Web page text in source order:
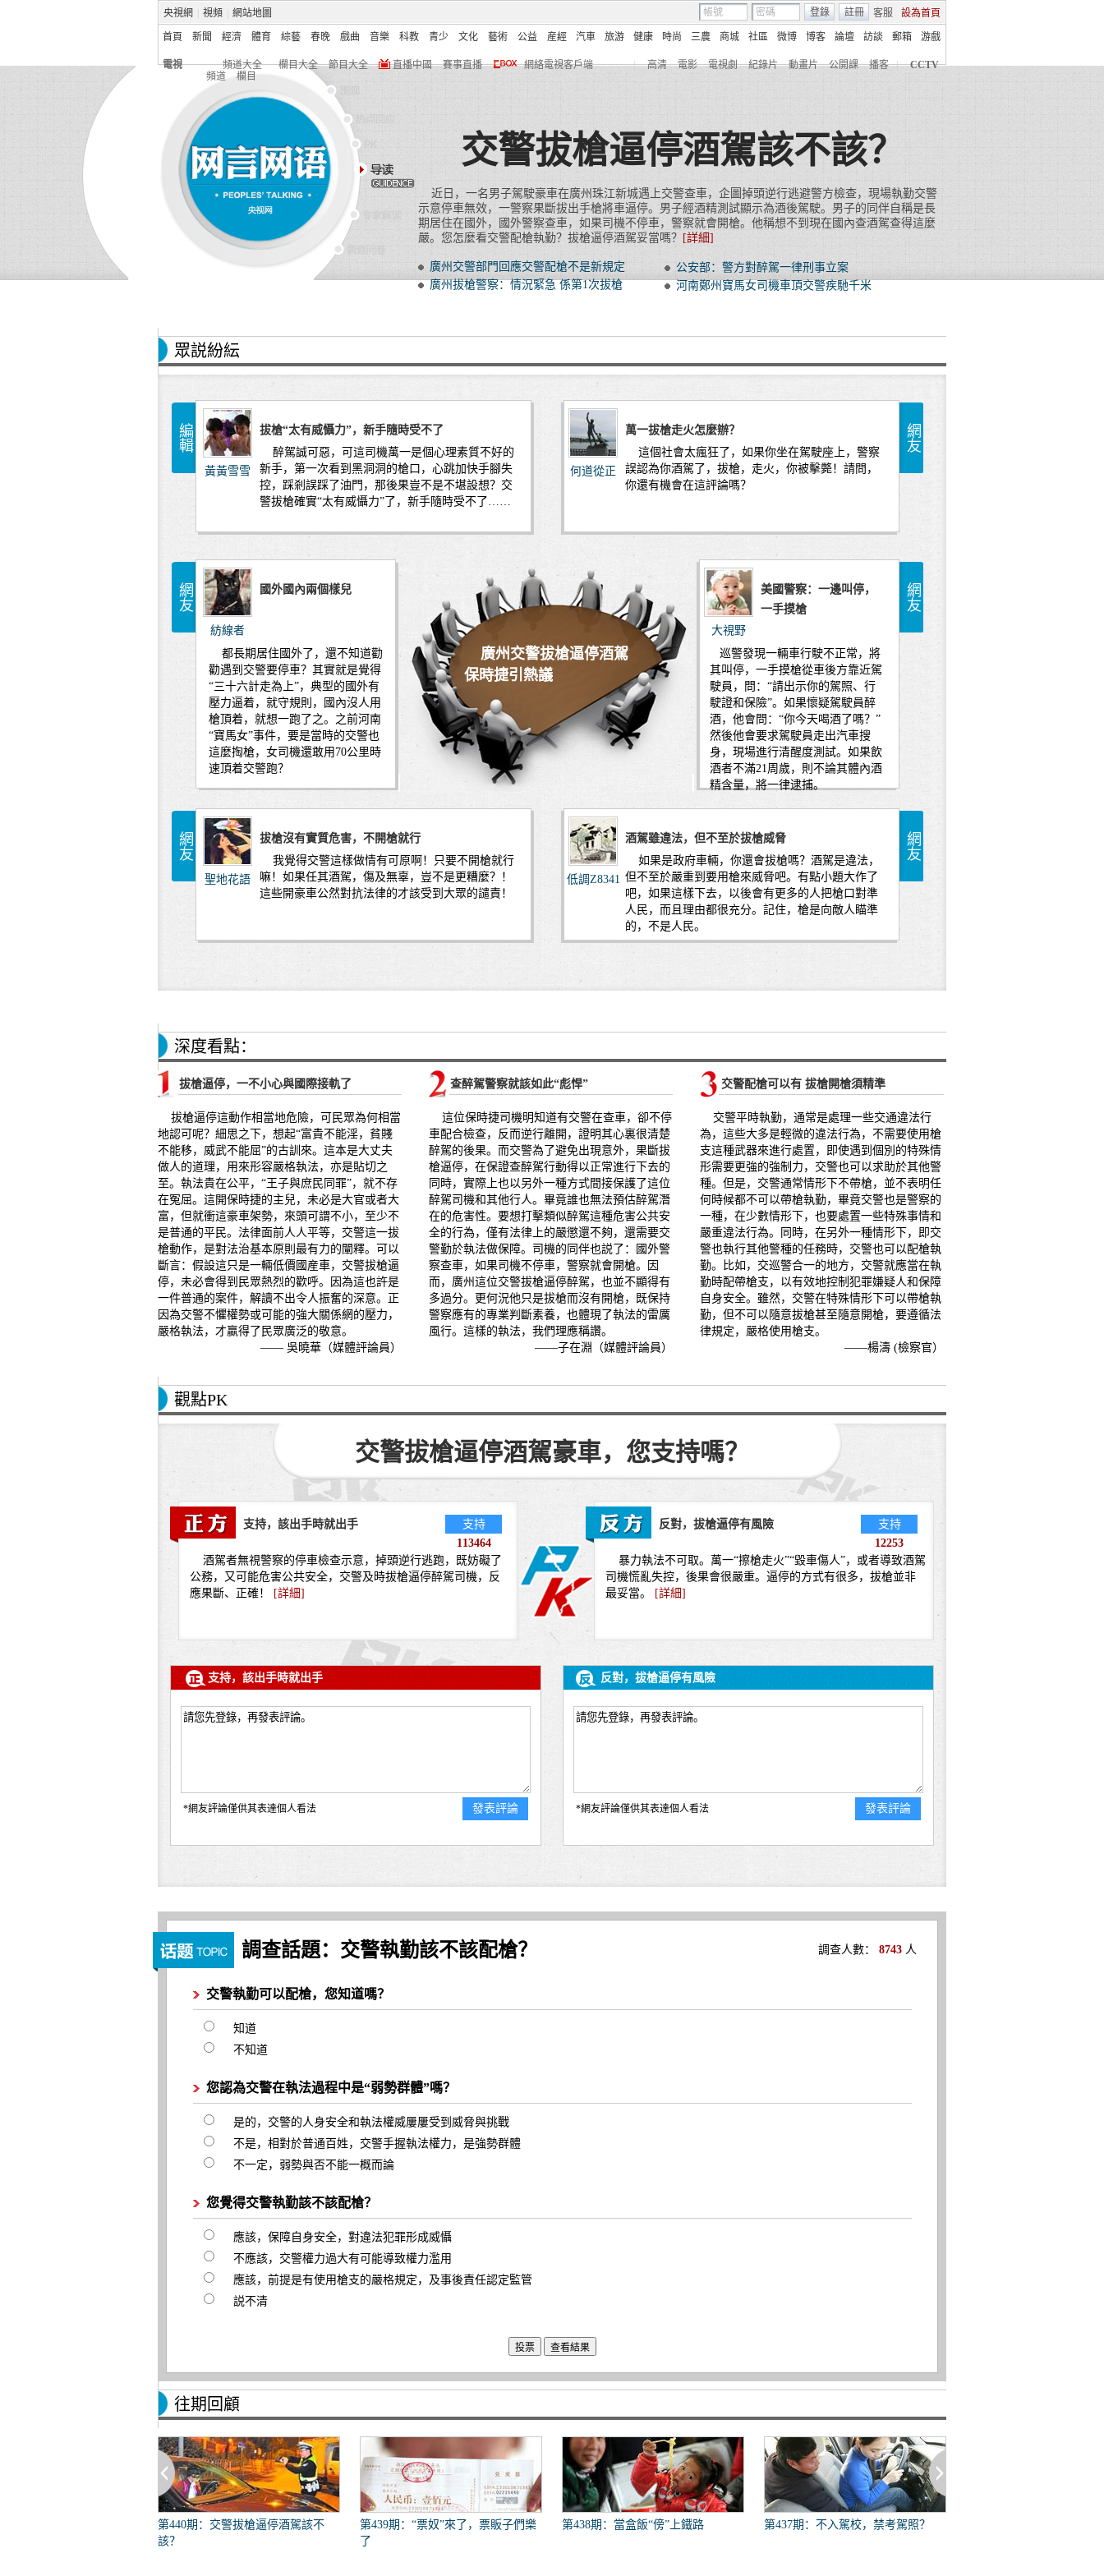
央視網 視頻 網站地圖 客服 設為首頁
登錄 註冊
首頁 新聞 經濟 體育 綜藝 春晚 戲曲 音樂 科教 青少 文化 藝術 公益 産經 汽車 旅游 健康 時尚 三農 商城 社區 微博 博客 論壇 訪談 郵箱 游戲
電視 頻道大全 欄目大全 節目大全 直播中國 賽事直播 網絡電視客戶端 | 高清 電影 電視劇 紀錄片 動畫片 公開課 播客 |
CCTV
頻道
欄目
交警拔槍逼停酒駕該不該？
近日，一名男子駕駛豪車在廣州珠江新城遇上交警查車，企圖掉頭逆行逃避警方檢查，現場執勤交警
示意停車無效，一警察果斷拔出手槍將車逼停。男子經酒精測試顯示為酒後駕駛。男子的同伴自稱是長
期居住在國外，國外警察查車，如果司機不停車，警察就會開槍。他稱想不到現在國內查酒駕查得這麼
嚴。您怎麼看交警配槍執勤？拔槍逼停酒駕妥當嗎？ [詳細]
廣州交警部門回應交警配槍不是新規定
廣州拔槍警察：情況緊急 係第1次拔槍
公安部：警方對醉駕一律刑事立案
河南鄭州寶馬女司機車頂交警疾馳千米
眾説紛紜
編輯
黃黃雪雪
拔槍“太有威懾力”，新手隨時受不了
醉駕誠可惡，可這司機萬一是個心理素質不好的
新手，第一次看到黑洞洞的槍口，心跳加快手腳失
控，踩剎誤踩了油門，那後果豈不是不堪設想？交
警拔槍確實“太有威懾力”了，新手隨時受不了……
何道從正
萬一拔槍走火怎麼辦？
這個社會太瘋狂了，如果你坐在駕駛座上，警察
誤認為你酒駕了，拔槍，走火，你被擊斃！請問，
你還有機會在這評論嗎？
網友
網友
紡線者
國外國內兩個樣兒
都長期居住國外了，還不知道勸
勸遇到交警要停車？其實就是覺得
“三十六計走為上”，典型的國外有
壓力逼着，就守規則，國內沒人用
槍頂着，就想一跑了之。之前河南
“寶馬女”事件，要是當時的交警也
這麼掏槍，女司機還敢用70公里時
速頂着交警跑？
廣州交警拔槍逼停酒駕
保時捷引熱議
大視野
美國警察：一邊叫停，
一手摸槍
巡警發現一輛車行駛不正常，將
其叫停，一手摸槍從車後方靠近駕
駛員，問：“請出示你的駕照、行
駛證和保險”。如果懷疑駕駛員醉
酒，他會問：“你今天喝酒了嗎？”
然後他會要求駕駛員走出汽車搜
身，現場進行清醒度測試。如果飲
酒者不滿21周歲，則不論其體內酒
精含量，將一律逮捕。
網友
網友
聖地花語
拔槍沒有實質危害，不開槍就行
我覺得交警這樣做情有可原啊！只要不開槍就行
嘛！如果任其酒駕，傷及無辜，豈不是更糟麼？！
這些開豪車公然對抗法律的才該受到大眾的譴責！
低調Z8341
酒駕雖違法，但不至於拔槍威脅
如果是政府車輛，你還會拔槍嗎？酒駕是違法，
但不至於嚴重到要用槍來威脅吧。有點小題大作了
吧，如果這樣下去，以後會有更多的人把槍口對準
人民，而且理由都很充分。記住，槍是向敵人瞄準
的，不是人民。
網友
深度看點：
拔槍逼停，一不小心與國際接軌了
拔槍逼停這動作相當地危險，可民眾為何相當
地認可呢？細思之下，想起“富貴不能淫，貧賤
不能移，威武不能屈”的古訓來。這本是大丈夫
做人的道理，用來形容嚴格執法，亦是貼切之
至。執法貴在公平，“王子與庶民同罪”，就不存
在冤屈。這開保時捷的主兒，未必是大官或者大
富，但就衝這豪車架勢，來頭可謂不小，至少不
是普通的平民。法律面前人人平等，交警這一拔
槍動作，是對法治基本原則最有力的闡釋。可以
斷言：假設這只是一輛低價國産車，交警拔槍逼
停，未必會得到民眾熱烈的歡呼。因為這也許是
一件普通的案件，解讀不出令人振奮的深意。正
因為交警不懼權勢或可能的強大關係網的壓力，
嚴格執法，才贏得了民眾廣泛的敬意。
—— 吳曉華（媒體評論員）
查醉駕警察就該如此“彪悍”
這位保時捷司機明知道有交警在查車，卻不停
車配合檢查，反而逆行離開，證明其心裏很清楚
醉駕的後果。而交警為了避免出現意外，果斷拔
槍逼停，在保證查醉駕行動得以正常進行下去的
同時，實際上也以另外一種方式間接保護了這位
醉駕司機和其他行人。畢竟誰也無法預估醉駕潛
在的危害性。要想打擊類似醉駕這種危害公共安
全的行為，僅有法律上的嚴懲還不夠，還需要交
警勤於執法做保障。司機的同伴也説了：國外警
察查車，如果司機不停車，警察就會開槍。因
而，廣州這位交警拔槍逼停醉駕，也並不顯得有
多過分。更何況他只是拔槍而沒有開槍，既保持
警察應有的專業判斷素養，也體現了執法的雷厲
風行。這樣的執法，我們理應稱讚。
——子在淵（媒體評論員）
交警配槍可以有 拔槍開槍須精準
交警平時執勤，通常是處理一些交通違法行
為，這些大多是輕微的違法行為，不需要使用槍
支這種武器來進行處置，即使遇到個別的特殊情
形需要更強的強制力，交警也可以求助於其他警
種。但是，交警通常情形下不帶槍，並不表明任
何時候都不可以帶槍執勤，畢竟交警也是警察的
一種，在少數情形下，也要處置一些特殊事情和
嚴重違法行為。同時，在另外一種情形下，即交
警也執行其他警種的任務時，交警也可以配槍執
勤。比如，交巡警合一的地方，交警就應當在執
勤時配帶槍支，以有效地控制犯罪嫌疑人和保障
自身安全。雖然，交警在特殊情形下可以帶槍執
勤，但不可以隨意拔槍甚至隨意開槍，要遵循法
律規定，嚴格使用槍支。
——楊濤 (檢察官）
觀點PK
交警拔槍逼停酒駕豪車，您支持嗎？
支持
113464
支持，該出手時就出手
酒駕者無視警察的停車檢查示意，掉頭逆行逃跑，既妨礙了
公務，又可能危害公共安全，交警及時拔槍逼停醉駕司機，反
應果斷、正確！
[詳細]
支持
12253
反對，拔槍逼停有風險
暴力執法不可取。萬一“擦槍走火”“毀車傷人”，或者導致酒駕
司機慌亂失控，後果會很嚴重。逼停的方式有很多，拔槍並非
最妥當。
[詳細]
支持，該出手時就出手
發表評論
*網友評論僅供其表達個人看法
反對，拔槍逼停有風險
發表評論
*網友評論僅供其表達個人看法
調查話題：交警執勤該不該配槍？ 調查人數： 8743 人
交警執勤可以配槍，您知道嗎？
知道
不知道
您認為交警在執法過程中是“弱勢群體”嗎？
是的，交警的人身安全和執法權威屢屢受到威脅與挑戰
不是，相對於普通百姓，交警手握執法權力，是強勢群體
不一定，弱勢與否不能一概而論
您覺得交警執勤該不該配槍？
應該，保障自身安全，對違法犯罪形成威懾
不應該，交警權力過大有可能導致權力濫用
應該，前提是有使用槍支的嚴格規定，及事後責任認定監管
説不清
往期回顧
第440期：交警拔槍逼停酒駕該不
該？
第439期：“票奴”來了，票販子們樂
了
第438期：當盒飯“傍”上鐵路 第437期：不入駕校，禁考駕照？